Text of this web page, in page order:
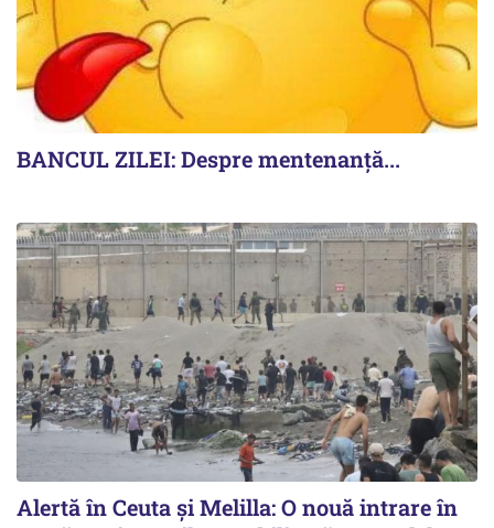
BANCUL ZILEI: Despre mentenanță...
Alertă în Ceuta și Melilla: O nouă intrare în